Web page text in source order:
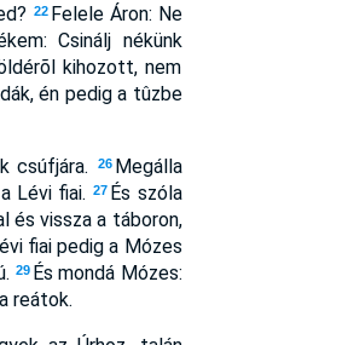
22 Felele Áron: Ne
Csinálj nékünk
kihozott, nem
én pedig a tûzbe
csúfjára. 26 Megálla
Lévi fiai.
27 És szóla
és vissza a táboron,
fiai pedig a Mózes
29 És mondá Mózes:
reátok.